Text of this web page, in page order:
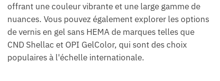
offrant une couleur vibrante et une large gamme de
nuances. Vous pouvez également explorer les options
de vernis en gel sans HEMA de marques telles que
CND Shellac et OPI GelColor, qui sont des choix
populaires à l'échelle internationale.